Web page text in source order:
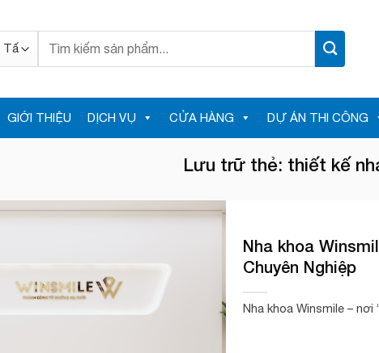
kiếm:
GIỚI THIỆU DỊCH VỤ CỬA HÀNG DỰ ÁN THI CÔNG
Lưu trữ thẻ: thiết kế
Nha khoa
Chuyên Nghiệp
Nha khoa Winsmile –